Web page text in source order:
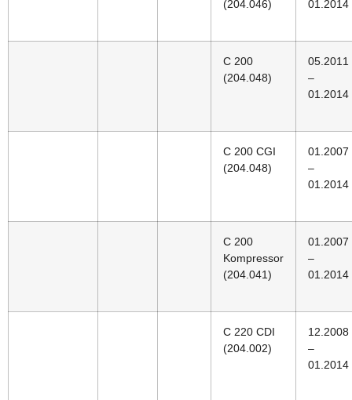
(204.046)
01.2014
C 200
(204.048)
05.2011
–
01.2014
C 200 CGI
(204.048)
01.2007
–
01.2014
C 200
Kompressor
(204.041)
01.2007
–
01.2014
C 220 CDI
(204.002)
12.2008
–
01.2014